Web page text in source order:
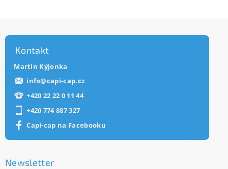
Kontakt
Martin Kýjonka
info@capi-cap.cz
+420 22 22 0 11 44
+420 774 887 327
Capi-cap na Facebooku
Newsletter